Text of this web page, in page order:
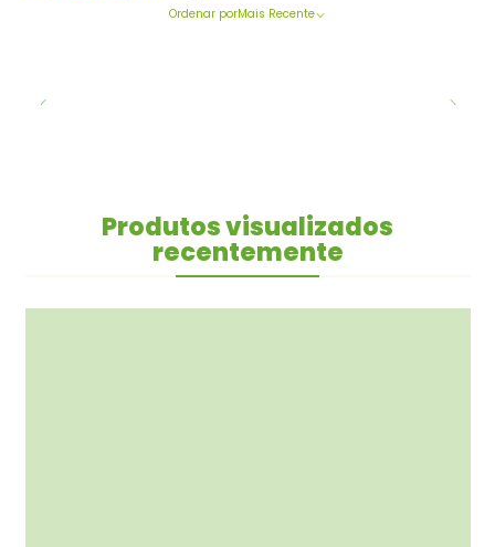
Ordenar porMais Recente
Produtos visualizados
recentemente